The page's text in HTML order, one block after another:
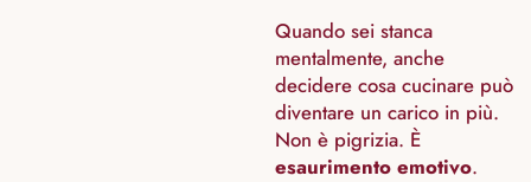
Quando sei stanca
mentalmente, anche
decidere cosa cucinare può
diventare un carico in più.
Non è pigrizia. È
esaurimento emotivo.